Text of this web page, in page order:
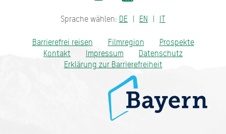
Sprache wählen: DE EN IT
Barrierefrei reisen Filmregion
Prospekte
Kontakt
Impressum
Datenschutz
Erklärung zur Barrierefreiheit